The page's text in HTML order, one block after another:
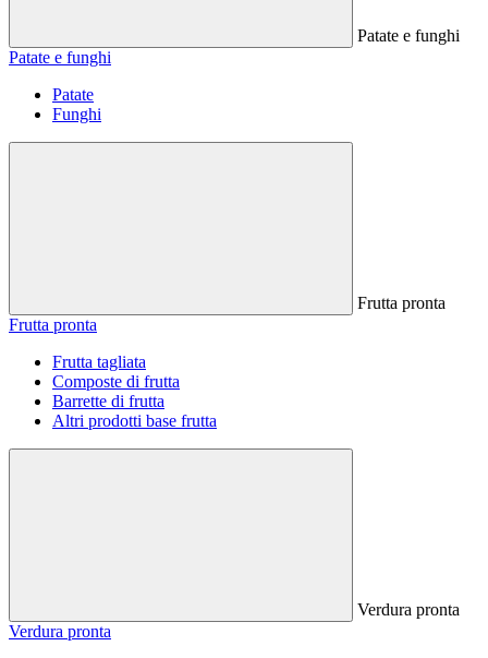
Patate e funghi
Patate e funghi
Patate
Funghi
Frutta pronta
Frutta pronta
Frutta tagliata
Composte di frutta
Barrette di frutta
Altri prodotti base frutta
Verdura pronta
Verdura pronta